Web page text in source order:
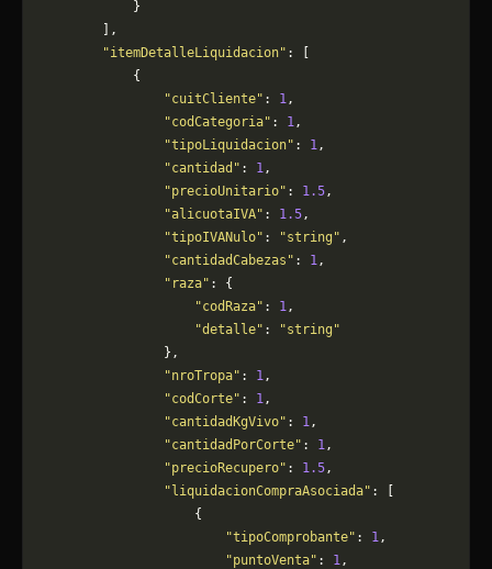
            }
        ],
        "itemDetalleLiquidacion"
: [
            {
                "cuitCliente"
: 1,
                "codCategoria"
: 1,
                "tipoLiquidacion"
: 1,
                "cantidad"
: 1,
                "precioUnitario"
: 1.5,
                "alicuotaIVA"
: 1.5,
                "tipoIVANulo"
: "string" ,
                "cantidadCabezas"
: 1,
                "raza"
: {
                    "codRaza"
: 1,
                    "detalle"
:
"string"
                },
                "nroTropa"
: 1,
                "codCorte"
: 1,
                "cantidadKgVivo"
: 1,
                "cantidadPorCorte"
: 1,
                "precioRecupero"
: 1.5,
                "liquidacionCompraAsociada"
: [
                    {
                        "tipoComprobante"
: 1,
                        "puntoVenta"
: 1,